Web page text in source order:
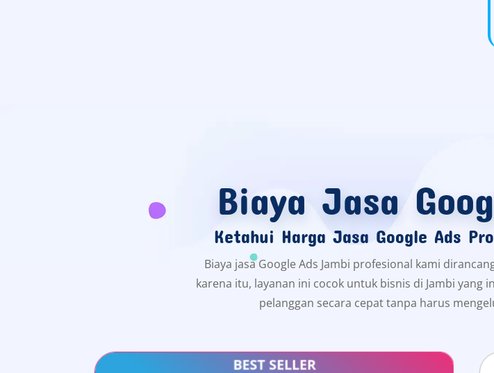
Biaya Jasa
Ketahui Harga Jasa Google Ads
Biaya jasa Google Ads Jambi profesional kami
karena itu, layanan ini cocok untuk bisnis di Jambi
pelanggan secara cepat tanpa harus
BEST SELLER